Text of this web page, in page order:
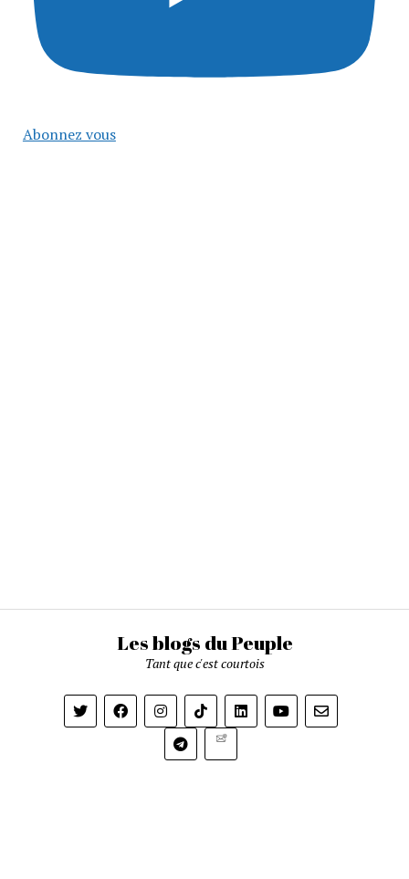
Abonnez vous
Les blogs du Peuple
Tant que c'est courtois